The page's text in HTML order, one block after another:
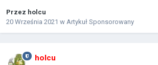
Przez holcu
20 Września 2021 w Artykuł Sponsorowany
holcu